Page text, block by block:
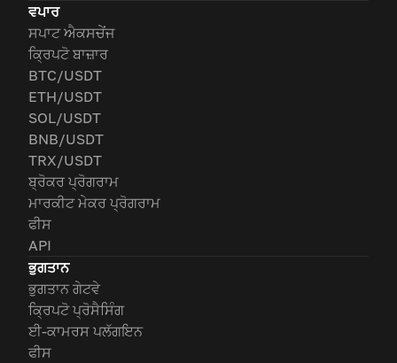
ਵਪਾਰ
ਸਪਾਟ ਐਕਸਚੇਂਜ
ਕ੍ਰਿਪਟੋ ਬਾਜ਼ਾਰ
BTC/USDT
ETH/USDT
SOL/USDT
BNB/USDT
TRX/USDT
ਬ੍ਰੋਕਰ ਪ੍ਰੋਗਰਾਮ
ਮਾਰਕੀਟ ਮੇਕਰ ਪ੍ਰੋਗਰਾਮ
ਫੀਸ
API
ਭੁਗਤਾਨ
ਭੁਗਤਾਨ ਗੇਟਵੇ
ਕ੍ਰਿਪਟੋ ਪ੍ਰੋਸੈਸਿੰਗ
ਈ-ਕਾਮਰਸ ਪਲੱਗਇਨ
ਫੀਸ